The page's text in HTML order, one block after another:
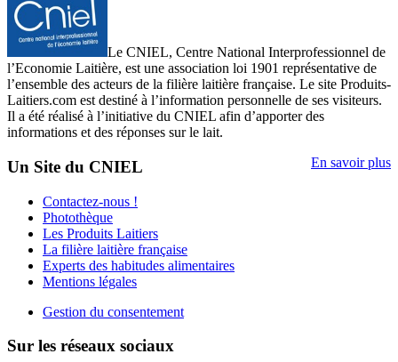
Le CNIEL, Centre National Interprofessionnel de
l’Economie Laitière, est une association loi 1901 représentative de
l’ensemble des acteurs de la filière laitière française. Le site Produits-
Laitiers.com est destiné à l’information personnelle de ses visiteurs.
Il a été réalisé à l’initiative du CNIEL afin d’apporter des
informations et des réponses sur le lait.
En savoir plus
Un Site du CNIEL
Contactez-nous !
Photothèque
Les Produits Laitiers
La filière laitière française
Experts des habitudes alimentaires
Mentions légales
Gestion du consentement
Sur les réseaux sociaux